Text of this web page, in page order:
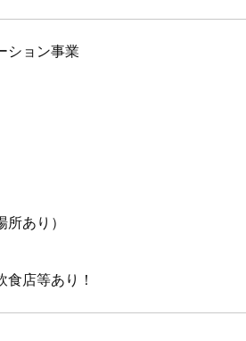
ション事業
あり）
店等あり！